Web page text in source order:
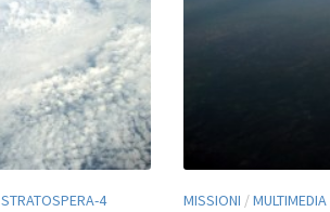
STRATOSPERA-4
MISSIONI /MULTIMEDIA